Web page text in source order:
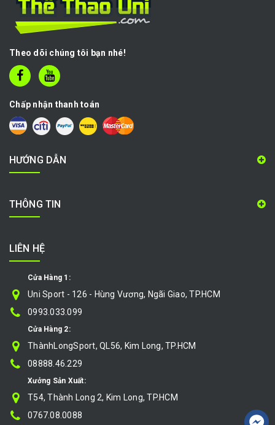
Theo dõi chúng tôi bạn nhé!
Chấp nhận thanh toán
HƯỚNG DẪN
THÔNG TIN
LIÊN HỆ
Cửa Hàng 1:
Uni Sport - 126 - Hùng Vương, Ngãi Giao, TP.HCM
0993.033.099
Cửa Hàng 2:
ThànhLongSport, QL56, Kim Long, TP.HCM
08888.46.229
Xưởng Sản Xuất:
T54, Thành Long 2, Kim Long, TP.HCM
0767.08.0088